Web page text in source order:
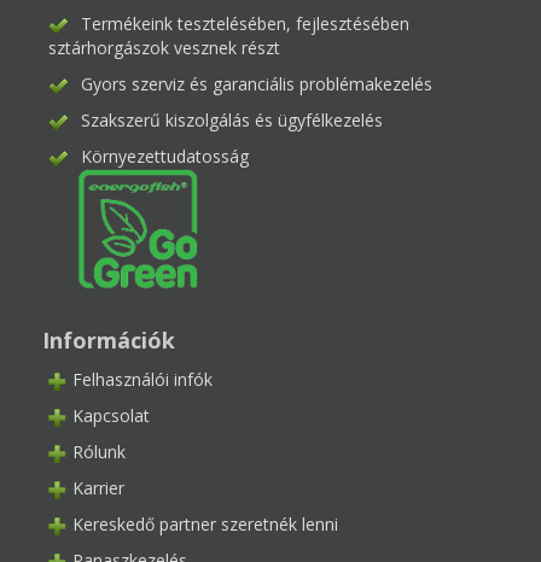
Termékeink tesztelésében, fejlesztésében
sztárhorgászok vesznek részt
Gyors szerviz és garanciális problémakezelés
Szakszerű kiszolgálás és ügyfélkezelés
Környezettudatosság
Információk
Felhasználói infók
Kapcsolat
Rólunk
Karrier
Kereskedő partner szeretnék lenni